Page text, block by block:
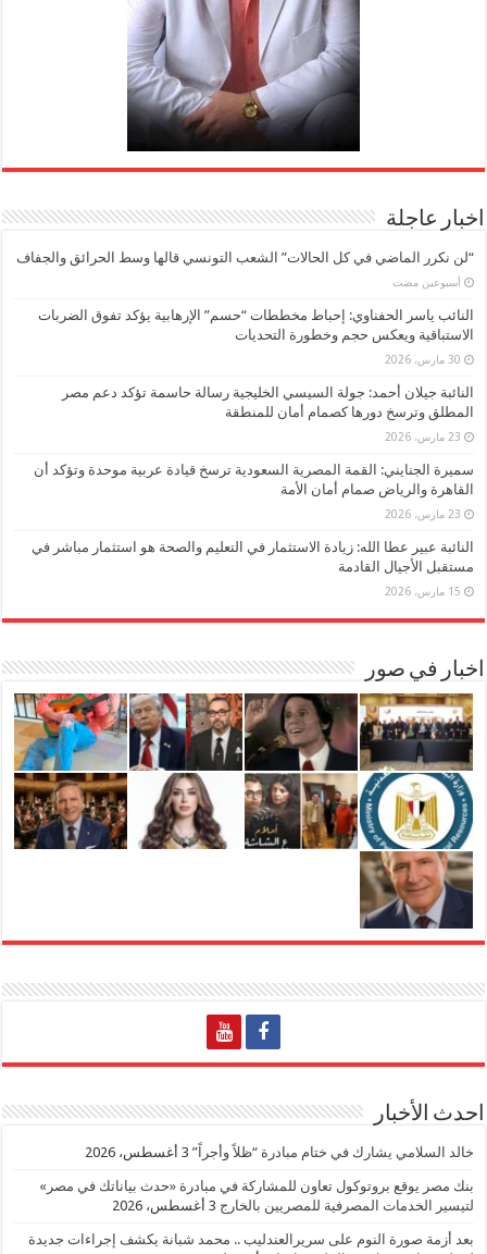
اخبار عاجلة
“لن نكرر الماضي في كل الحالات” الشعب التونسي قالها وسط الحرائق والجفاف
‏أسبوعين مضت
النائب ياسر الحفناوي: إحباط مخططات “حسم” الإرهابية يؤكد تفوق الضربات
الاستباقية ويعكس حجم وخطورة التحديات
30 مارس، 2026
النائبة جيلان أحمد: جولة السيسي الخليجية رسالة حاسمة تؤكد دعم مصر
المطلق وترسخ دورها كصمام أمان للمنطقة
23 مارس، 2026
سميرة الجنايني: القمة المصرية السعودية ترسخ قيادة عربية موحدة وتؤكد أن
القاهرة والرياض صمام أمان الأمة
23 مارس، 2026
النائبة عبير عطا الله: زيادة الاستثمار في التعليم والصحة هو استثمار مباشر في
مستقبل الأجيال القادمة
15 مارس، 2026
اخبار في صور
احدث الأخبار
خالد السلامي يشارك في ختام مبادرة “ظلاً وأجراً” 3 أغسطس، 2026
بنك مصر يوقع بروتوكول تعاون للمشاركة في مبادرة «حدث بياناتك في مصر»
لتيسير الخدمات المصرفية للمصريين بالخارج 3 أغسطس، 2026
بعد أزمة صورة النوم على سريرالعندليب .. محمد شبانة يكشف إجراءات جديدة